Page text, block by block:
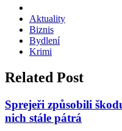
Aktuality
Biznis
Bydlení
Krimi
Related Post
Sprejeři způsobili
nich stále pátrá